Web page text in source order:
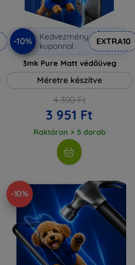
-10%
Kedvezmény
kuponnal
EXTRA10
3mk Pure Matt védőüveg
Méretre készítve
4 390 Ft
3 951 Ft
Raktáron > 5 darab
-10%